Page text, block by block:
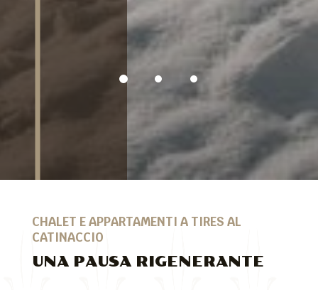
CHALET E APPARTAMENTI A TIRES AL
CATINACCIO
UNA PAUSA RIGENERANTE